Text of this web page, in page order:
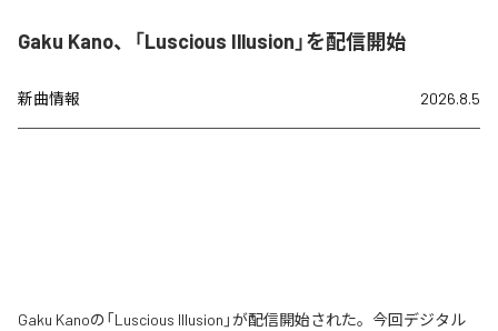
Gaku Kano、「Luscious Illusion」を配信開始
新曲情報 2026.8.5
Gaku Kanoの「Luscious Illusion」が配信開始された。今回デジタル